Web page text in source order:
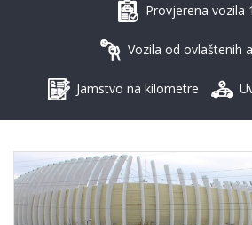
Provjerena vozila
Vozila od ovlaštenih
Jamstvo na kilometre